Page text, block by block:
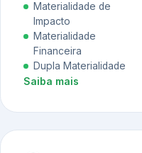
Materialidade de
Impacto
Materialidade
Financeira
Dupla Materialidade
Saiba mais